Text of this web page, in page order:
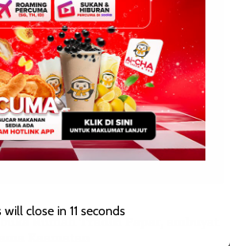
Rumah Tradisi Papar, ambuyat
will close in 10 seconds